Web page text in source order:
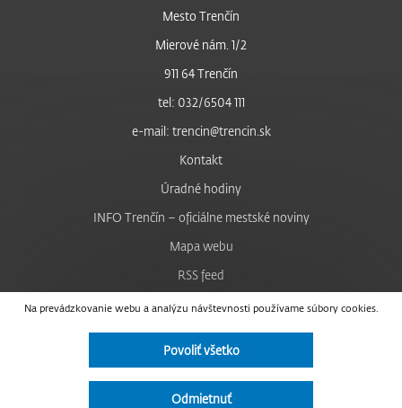
Na prevádzkovanie webu a analýzu návštevnosti používame súbory cookies.
Povoliť všetko
Odmietnuť
Mesto Trenčín
Mierové nám. 1/2
911 64 Trenčín
tel: 032/6504 111
e-mail: trencin@trencin.sk
Kontakt
Úradné hodiny
INFO Trenčín – oficiálne mestské noviny
Mapa webu
RSS feed
Nastavenie cookies
Facebook
Instagram